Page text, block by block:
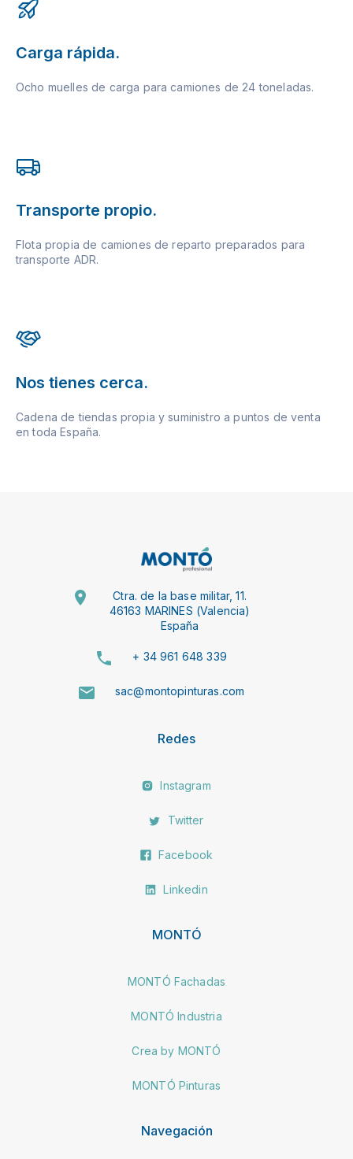
Carga rápida.
Ocho muelles de carga para camiones de 24 toneladas.
Transporte propio.
Flota propia de camiones de reparto preparados para
transporte ADR.
Nos tienes cerca.
Cadena de tiendas propia y suministro a puntos de venta
en toda España.
Ctra. de la base militar, 11.
46163 MARINES (Valencia)
España
+ 34 961 648 339
sac@montopinturas.com
Redes
Instagram
Twitter
Facebook
Linkedin
MONTÓ
MONTÓ Fachadas
MONTÓ Industria
Crea by MONTÓ
MONTÓ Pinturas
Navegación